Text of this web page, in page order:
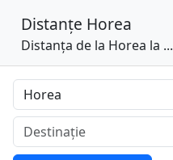
Distanțe Horea
Distanța de la Horea la ...